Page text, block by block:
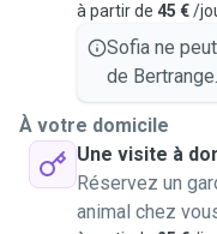
à partir de 45 €/
Sofia ne
de Bertrange.
À votre domicile
Une visite à
Réservez un
animal chez